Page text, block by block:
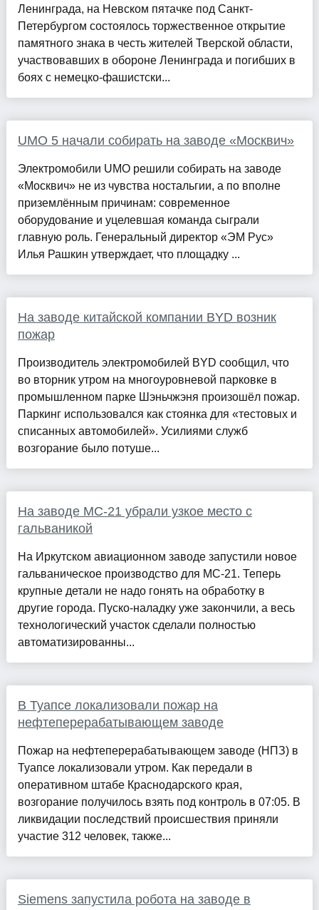
Ленинграда, на Невском пятачке под Санкт-
Петербургом состоялось торжественное открытие
памятного знака в честь жителей Тверской области,
участвовавших в обороне Ленинграда и погибших в
боях с немецко-фашистски...
UMO 5 начали собирать на заводе «Москвич»
Электромобили UMO решили собирать на заводе
«Москвич» не из чувства ностальгии, а по вполне
приземлённым причинам: современное
оборудование и уцелевшая команда сыграли
главную роль. Генеральный директор «ЭМ Рус»
Илья Рашкин утверждает, что площадку ...
На заводе китайской компании BYD возник
пожар
Производитель электромобилей BYD сообщил, что
во вторник утром на многоуровневой парковке в
промышленном парке Шэньчжэня произошёл пожар.
Паркинг использовался как стоянка для «тестовых и
списанных автомобилей». Усилиями служб
возгорание было потуше...
На заводе МС-21 убрали узкое место с
гальваникой
На Иркутском авиационном заводе запустили новое
гальваническое производство для МС-21. Теперь
крупные детали не надо гонять на обработку в
другие города. Пуско-наладку уже закончили, а весь
технологический участок сделали полностью
автоматизированны...
В Туапсе локализовали пожар на
нефтеперерабатывающем заводе
Пожар на нефтеперерабатывающем заводе (НПЗ) в
Туапсе локализовали утром. Как передали в
оперативном штабе Краснодарского края,
возгорание получилось взять под контроль в 07:05. В
ликвидации последствий происшествия приняли
участие 312 человек, также...
Siemens запустила робота на заводе в